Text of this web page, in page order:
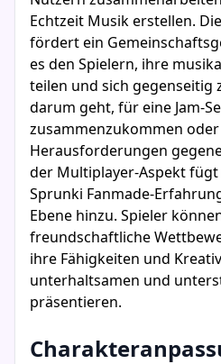
Echtzeit Musik erstellen.
fördert ein
es den Spielern, ihre
teilen und sich gegenseitig
darum geht, für eine Jam-
zusammenzukommen
Herausforderungen
der Multiplayer-Aspekt
Sprunki Fanmade-
Ebene hinzu. Spieler
freundschaftliche
ihre Fähigkeiten und
unterhaltsamen und
präsentieren.